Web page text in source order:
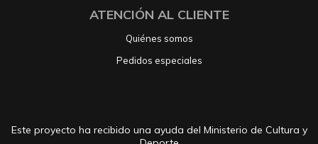
ATENCIÓN AL CLIENTE
Quiénes somos
Pedidos especiales
Este proyecto ha recibido una ayuda del Ministerio de Cultura y